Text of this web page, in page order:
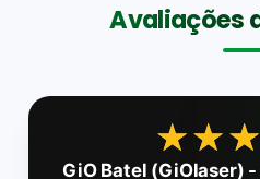
Avaliações
GiO Batel (GiOlaser)